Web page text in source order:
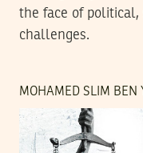
the face of
challenges.
MOHAMED SLIM BEN